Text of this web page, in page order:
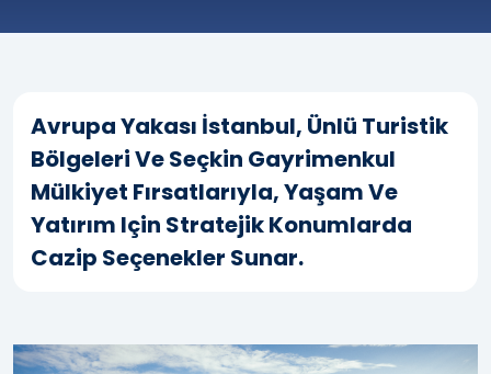
Avrupa Yakası İstanbul, Ünlü Turistik
Bölgeleri Ve Seçkin Gayrimenkul
Mülkiyet Fırsatlarıyla, Yaşam Ve
Yatırım Için Stratejik Konumlarda
Cazip Seçenekler Sunar.